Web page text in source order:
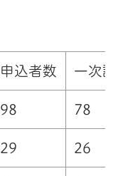
申込者数 一次
98 78
29 26